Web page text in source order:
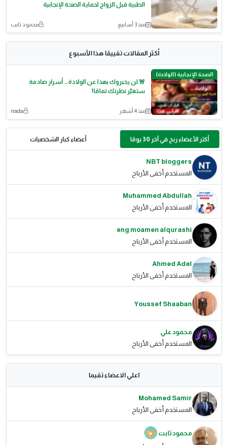
الطبية قبل الزواج لحماية الصحة الإنجابية
منذ 3 أسابيع محمود ثابت
أكثر المقالات تقييمًا هذا الأسبوع
الصحة الإنجابية (الولادة)
🚨 لن يخبروك بهذا عن الولادة… أسرار صادمة
ستغيّر نظرتك تمامًا!
منذ 4 أشهر nada
أكثر الأعضاء ربح في آخر 30 يومًا أعضاء كبار الشخصيات
NBT bloggers
المستخدم أخفى الأرباح
Muhammed Abdullah
المستخدم أخفى الأرباح
eng moamen alqurashi
المستخدم أخفى الأرباح
Ahmed Adel
المستخدم أخفى الأرباح
Youssef Shaaban
محمود علي
المستخدم أخفى الأرباح
اعلي الاعضاء تقيما
Mohamed Samir
المستخدم أخفى الأرباح
محمود ثابت